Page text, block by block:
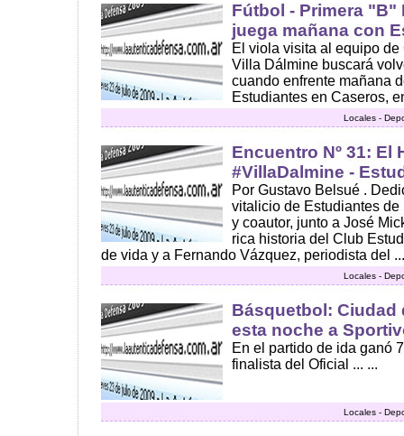
Fútbol - Primera "B"
juega mañana con
El viola visita al equipo
Villa Dálmine buscará
cuando enfrente mañana
Estudiantes en Caseros,
Locales -
Encuentro Nº 31: El
#VillaDalmine -
Por Gustavo Belsué .
vitalicio de Estudiantes
y coautor, junto a José
rica historia del Club
de vida y a Fernando Vázquez, periodista del ...
Locales -
Básquetbol: Ciudad
esta noche a
En el partido de ida ganó
finalista del Oficial ... ...
Locales -